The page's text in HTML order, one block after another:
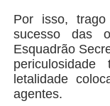
Por isso,
sucesso das
Esquadrão
letalidade
agentes.